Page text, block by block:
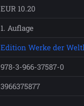
EUR 10.20
1. Auflage
Edition Werke der
978-3-966-37587-0
3966375877